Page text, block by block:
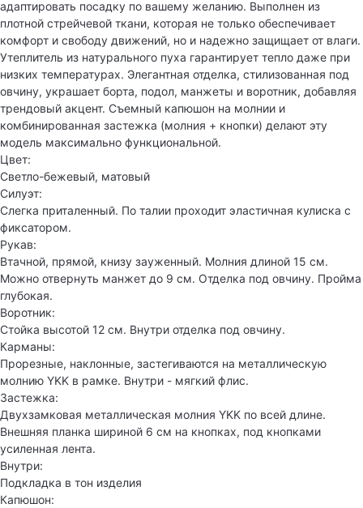
адаптировать посадку по вашему желанию. Выполнен из
плотной стрейчевой ткани, которая не только обеспечивает
комфорт и свободу движений, но и надежно защищает от влаги.
Утеплитель из натурального пуха гарантирует тепло даже при
низких температурах. Элегантная отделка, стилизованная под
овчину, украшает борта, подол, манжеты и воротник, добавляя
трендовый акцент. Съемный капюшон на молнии и
комбинированная застежка (молния + кнопки) делают эту
модель максимально функциональной.
Цвет:
Светло-бежевый, матовый
Силуэт:
Слегка приталенный. По талии проходит эластичная кулиска с
фиксатором.
Рукав:
Втачной, прямой, книзу зауженный. Молния длиной 15 см.
Можно отвернуть манжет до 9 см. Отделка под овчину. Пройма
глубокая.
Воротник:
Стойка высотой 12 см. Внутри отделка под овчину.
Карманы:
Прорезные, наклонные, застегиваются на металлическую
молнию YKK в рамке. Внутри - мягкий флис.
Застежка:
Двухзамковая металлическая молния YKK по всей длине.
Внешняя планка шириной 6 см на кнопках, под кнопками
усиленная лента.
Внутри:
Подкладка в тон изделия
Капюшон: